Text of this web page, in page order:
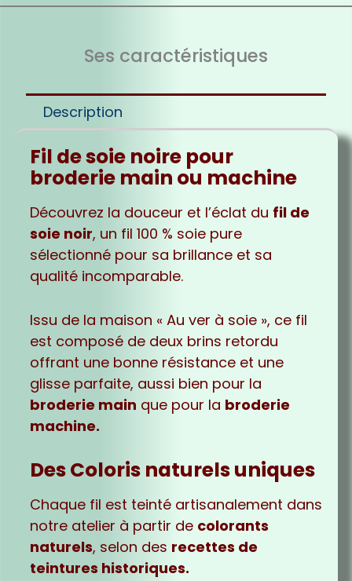
Ses caractéristiques
Description
Fil de soie noire pour
broderie main ou machine
Découvrez la douceur et l’éclat du fil de
soie noir, un fil 100 % soie pure
sélectionné pour sa brillance et sa
qualité incomparable.
Issu de la maison « Au ver à soie », ce fil
est composé de deux brins retordu
offrant une bonne résistance et une
glisse parfaite, aussi bien pour la
broderie main que pour la broderie
machine.
Des Coloris naturels uniques
Chaque fil est teinté artisanalement dans
notre atelier à partir de colorants
naturels, selon des recettes de
teintures historiques.